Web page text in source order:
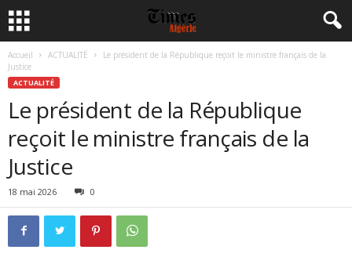
Accueil ACTUALITÉ
Le président de la République reçoit le ministre français de la
Justice
ACTUALITÉ
Le président de la République
reçoit le ministre français de la
Justice
18 mai 2026 0